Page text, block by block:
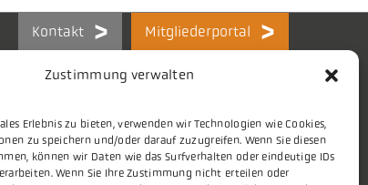
Zustimmung verwalten
Erlebnis zu bieten, verwenden wir Technologien wie Cookies,
zu speichern und/oder darauf zuzugreifen. Wenn Sie diesen
können wir Daten wie das Surfverhalten oder eindeutige IDs
Wenn Sie Ihre Zustimmung nicht erteilen oder
Kontakt Mitgliederportal
Stellenmarkt